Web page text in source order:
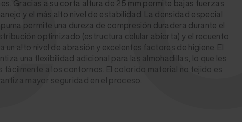
Gracias a su corta altura de 25 mm permite bajas fuerzas
y el más alto nivel de estabilidad. La densidad especial
permite una dureza de compresión duradera durante el
optimizado (estructura celular abierta) y el recuento
un alto nivel de abrasión y excelentes factores de higiene. El
una flexibilidad adicional para las almohadillas, lo que les
fácilmente a los contornos. El colorido material no tejido es
mayor seguridad en el proceso.